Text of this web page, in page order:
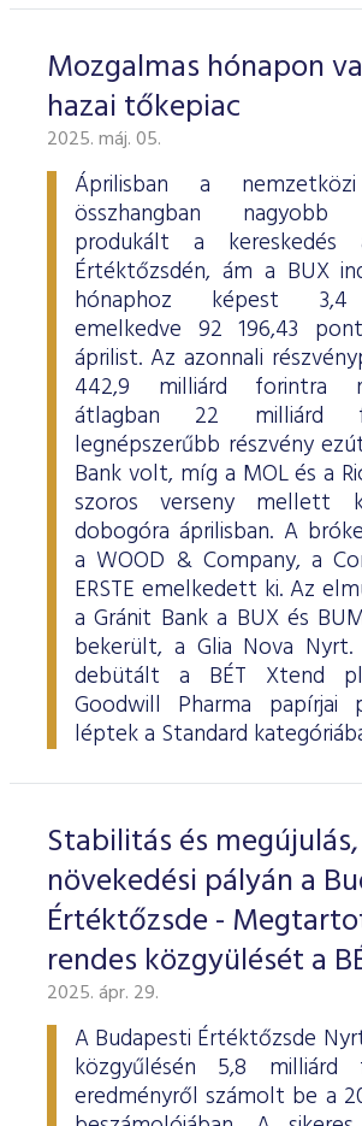
Mozgalmas hónapon
hazai tőkepiac
2025. máj. 05.
Áprilisban a
összhangban nagyobb
produkált a kereskedés
Értéktőzsdén, ám a BUX
hónaphoz képest 3,4
emelkedve 92 196,43
áprilist. Az azonnali
442,9 milliárd forintra
átlagban 22 milliárd
legnépszerűbb részvény
Bank volt, míg a MOL és a
szoros verseny
dobogóra áprilisban. A
a WOOD & Company, a
ERSTE emelkedett ki. Az
a Gránit Bank a BUX és
bekerült, a Glia Nova Nyrt.
debütált a BÉT Xtend
Goodwill Pharma papírjai
léptek a Standard
Stabilitás és megújulás,
növekedési pályán a
Értéktőzsde -
rendes közgyülését a
2025. ápr. 29.
A Budapesti Értéktőzsde
közgyűlésén 5,8
eredményről számolt be a